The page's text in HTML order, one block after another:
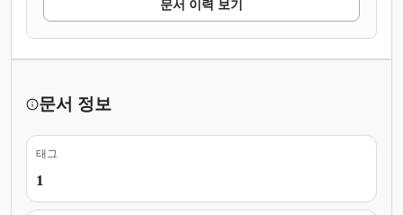
문서 이력 보기
문서 정보
태그
1